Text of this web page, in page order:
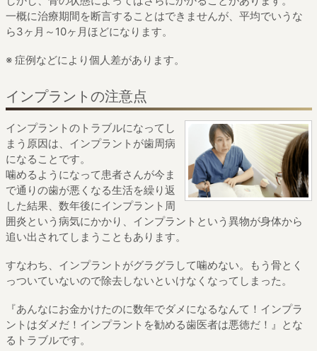
一概に治療期間を断言することはできませんが、 平均でいうな
ら3ヶ月～10ヶ月ほどになります。
※ 症例などにより個人差があります。
インプラントの注意点
インプラントのトラブルになってし
まう原因は、 インプラントが歯周病
になることです。
噛めるようになって患者さんが今ま
で通りの歯が悪くなる生活を繰り返
した結果、 数年後にインプラント周
囲炎という病気にかかり、 インプラントという異物が身体から
追い出されてしまうこともあります。
すなわち、インプラントがグラグラして噛めない。
もう骨とく
っついていないので除去しないといけなくなってしまった。
『あんなにお金かけたのに数年でダメになるなんて！ インプラ
ントはダメだ！インプラントを勧める歯医者は悪徳だ！』 とな
るトラブルです。